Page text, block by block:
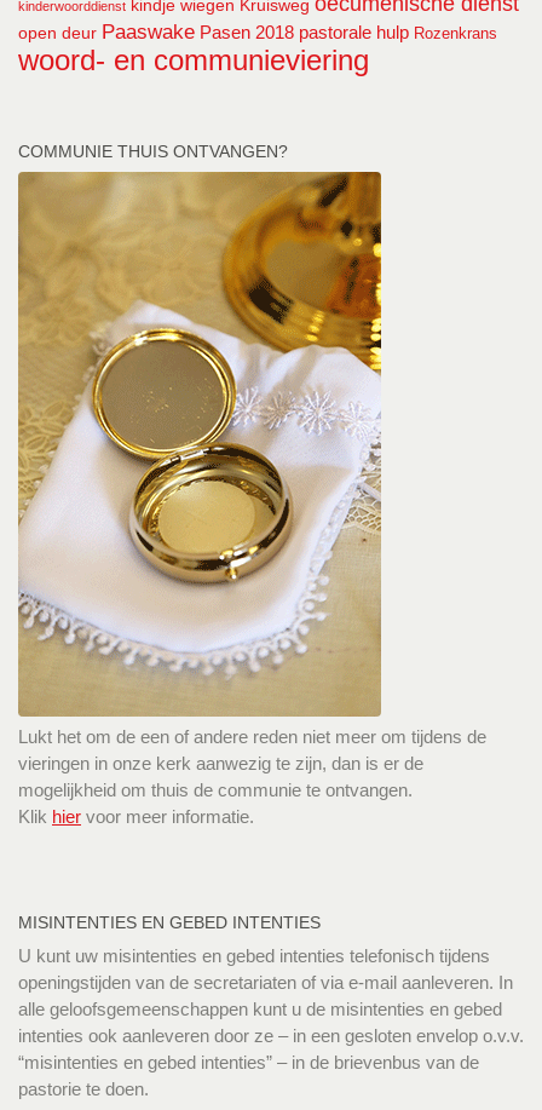
kinderwoorddienst kindje wiegen Kruisweg
open deur Paaswake Pasen 2018 pastorale hulp Rozenkrans
woord- en communieviering
COMMUNIE THUIS ONTVANGEN?
Lukt het om de een of andere reden niet meer om tijdens de
vieringen in onze kerk aanwezig te zijn, dan is er de
mogelijkheid om thuis de communie te ontvangen.
Klik hier voor meer informatie.
MISINTENTIES EN GEBED INTENTIES
U kunt uw misintenties en gebed intenties telefonisch tijdens
openingstijden van de secretariaten of via e-mail aanleveren. In
alle geloofsgemeenschappen kunt u de misintenties en gebed
intenties ook aanleveren door ze – in een gesloten envelop o.v.v.
“misintenties en gebed intenties” – in de brievenbus van de
pastorie te doen.